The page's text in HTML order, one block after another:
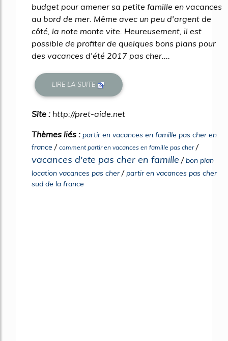
budget pour amener sa petite famille en vacances
au bord de mer. Même avec un peu d'argent de
côté, la note monte vite. Heureusement, il est
possible de profiter de quelques bons plans pour
des vacances d'été 2017 pas cher....
LIRE LA SUITE
Site : http://pret-aide.net
Thèmes liés : partir en vacances en famille pas cher en
france / comment partir en vacances en famille pas cher/
vacances d'ete pas cher en famille /bon plan
location vacances pas cher/partir en vacances pas cher
sud de la france